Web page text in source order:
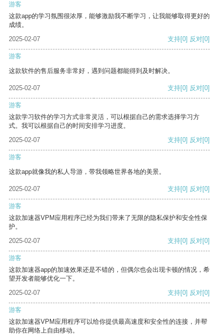
游客
这款app的学习氛围很浓厚，能够激励我不断学习，让我能够取得更好的
成绩。
2025-02-07
支持[0] 反对[0]
游客
这款软件的售后服务非常好，遇到问题都能得到及时解决。
2025-02-07 支持[0] 反对[0]
游客
这款学习软件的学习方式非常灵活，可以根据自己的需求选择学习方
式。我可以根据自己的时间安排学习进度。
2025-02-07
支持[0] 反对[0]
游客
这款app就像我的私人导游，带我领略世界各地的美景。
2025-02-07 支持[0] 反对[0]
游客
这款加速器VPM应用程序已经为我们带来了无限的隐私保护和安全性保
护。
2025-02-07
支持[0] 反对[0]
游客
这款加速器app的加速效果还是不错的，但偶尔也会出现卡顿的情况，希
望开发者能够优化一下。
2025-02-07
支持[0] 反对[0]
游客
这款加速器VPM应用程序可以给你提供最高速度和安全性的连接，并帮
助你在网络上自由移动。